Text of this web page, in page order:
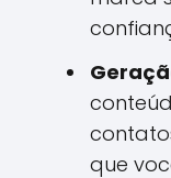
que